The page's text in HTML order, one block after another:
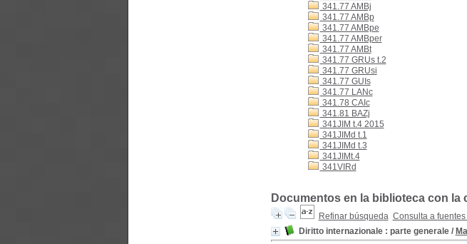
341.77 AMBj
341.77 AMBp
341.77 AMBpe
341.77 AMBper
341.77 AMBt
341.77 GRUs t.2
341.77 GRUsi
341.77 GUIs
341.77 LANc
341.78 CAIc
341.81 BAZj
341JIM t.4 2015
341JIMd t.1
341JIMd t.3
341JIMt.4
341VIRd
Documentos en la biblioteca con la
Refinar búsqueda Consulta a
Diritto internazionale : parte generale/